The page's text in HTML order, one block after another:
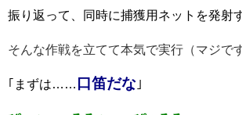
振り返って、同時に捕獲用ネットを発射
そんな作戦を立てて本気で実行（マジで
｢まずは…… 口笛だな ｣